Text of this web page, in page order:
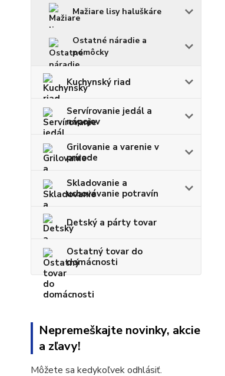
Mažiare lisy haluškáre
Ostatné náradie a
pomôcky
Kuchynský riad
Servírovanie jedál a
nápojov
Grilovanie a varenie v
prírode
Skladovanie a
uchovávanie potravín
Detský a párty tovar
Ostatný tovar do
domácnosti
Nepremeškajte novinky, akcie
a zľavy!
Môžete sa kedykoľvek odhlásiť.